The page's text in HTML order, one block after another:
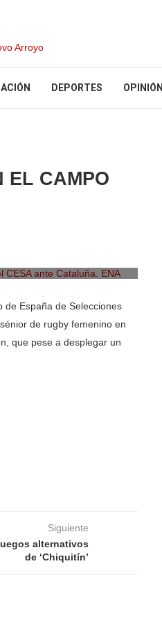
DEPORTES OPINIÓN
EL CAMPO
de España de Selecciones
de rugby femenino en
que pese a desplegar un
Siguiente
alternativos
de ‘Chiquitín’